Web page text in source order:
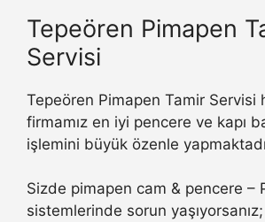
Tepeören Pimapen
Servisi
Tepeören Pimapen Tamir Servisi
firmamız en iyi pencere ve kapı
işlemini büyük özenle
Sizde pimapen cam & pencere –
sistemlerinde sorun